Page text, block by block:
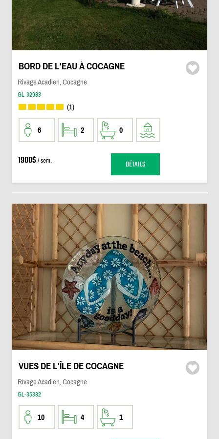
BORD DE L'EAU À COCAGNE
Rivage Acadien, Cocagne
GL-32983
(1)
6 2 0
1900$ / sem. DÉTAILS
VUES DE L'ÎLE DE COCAGNE
Rivage Acadien, Cocagne
GL-35382
10 4 1